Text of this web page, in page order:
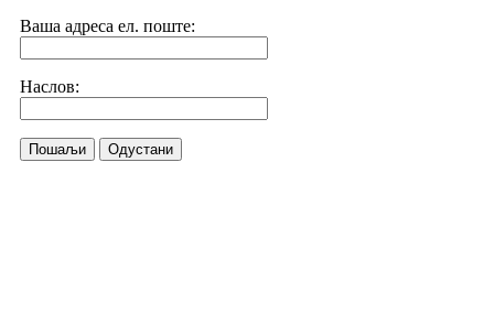
Ваша адреса ел. поште:
Наслов:
Пошаљи Одустани